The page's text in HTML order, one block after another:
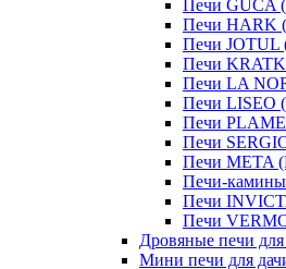
Печи GUCA
Печи HARK
Печи JOTUL
Печи
Печи LA
Печи LISEO
Печи
Печи
Печи META
Печи-
Печи
Печи
Дровяные печи для
Мини печи для